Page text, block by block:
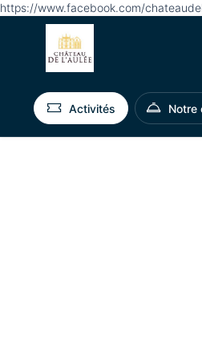
https://www.facebook.com/
Activités Notre